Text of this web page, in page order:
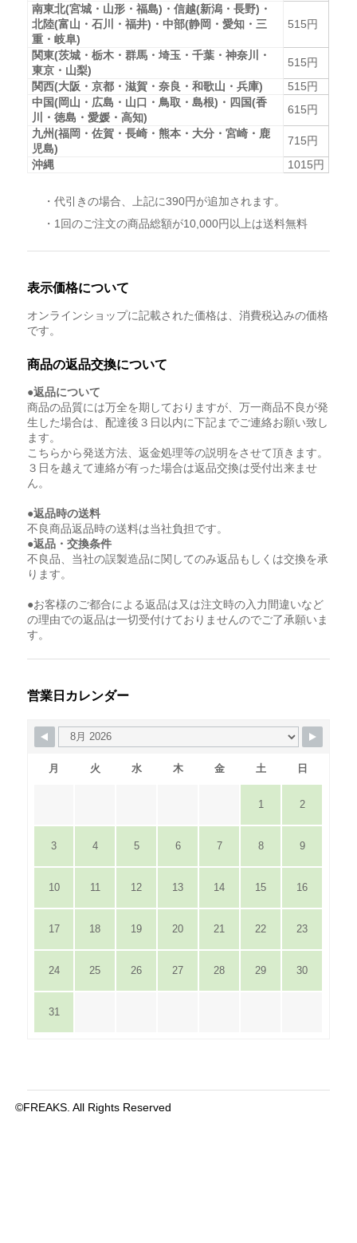
南東北(宮城・山形・福島)・信越(新潟・長野)・
北陸(富山・石川・福井)・中部(静岡・愛知・三
重・岐阜)
515円
関東(茨城・栃木・群馬・埼玉・千葉・神奈川・
東京・山梨)
515円
関西(大阪・京都・滋賀・奈良・和歌山・兵庫)
515円
中国(岡山・広島・山口・鳥取・島根)・四国(香
川・徳島・愛媛・高知)
615円
九州(福岡・佐賀・長崎・熊本・大分・宮崎・鹿
児島)
715円
沖縄
1015円
・代引きの場合、上記に390円が追加されます。
・1回のご注文の商品総額が10,000円以上は送料無料
表示価格について
オンラインショップに記載された価格は、消費税込みの価格
です。
商品の返品交換について
●返品について
商品の品質には万全を期しておりますが、万一商品不良が発
生した場合は、配達後３日以内に下記までご連絡お願い致し
ます。
こちらから発送方法、返金処理等の説明をさせて頂きます。
３日を越えて連絡が有った場合は返品交換は受付出来ませ
ん。
●返品時の送料
不良商品返品時の送料は当社負担です。
●返品・交換条件
不良品、当社の誤製造品に関してのみ返品もしくは交換を承
ります。
●お客様のご都合による返品は又は注文時の入力間違いなど
の理由での返品は一切受付けておりませんのでご了承願いま
す。
営業日カレンダー
月 火 水 木 金 土 日
1 2
3 4 5 6 7 8 9
10 11 12 13 14 15 16
17 18 19 20 21 22 23
24 25 26 27 28 29 30
31
©FREAKS. All Rights Reserved